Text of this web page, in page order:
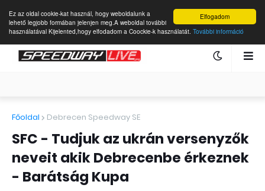
Elfogadom
Ez az oldal cookie-kat használ, hogy weboldalunk a
lehető legjobb formában jelenjen meg.A weboldal további
használatával Kijelented,hogy elfodadom a Coockie-k használatát. További információ
Főoldal Debrecen Speedway SE
SFC - Tudjuk az ukrán versenyzők
neveit akik Debrecenbe érkeznek
- Barátság Kupa